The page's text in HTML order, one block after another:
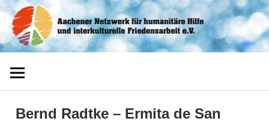
Zum
Inhalt
springen
Aachener
Netzwerk
Bernd Radtke – Ermita de San